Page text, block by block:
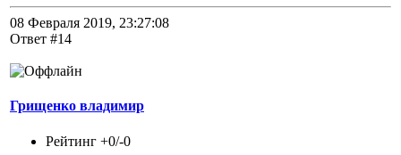
08 Февраля 2019, 23:27:08
Ответ #14
Грищенко владимир
Рейтинг +0/-0